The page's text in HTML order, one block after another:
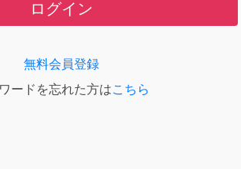
ログイン
無料会員登録
ードを忘れた方はこちら